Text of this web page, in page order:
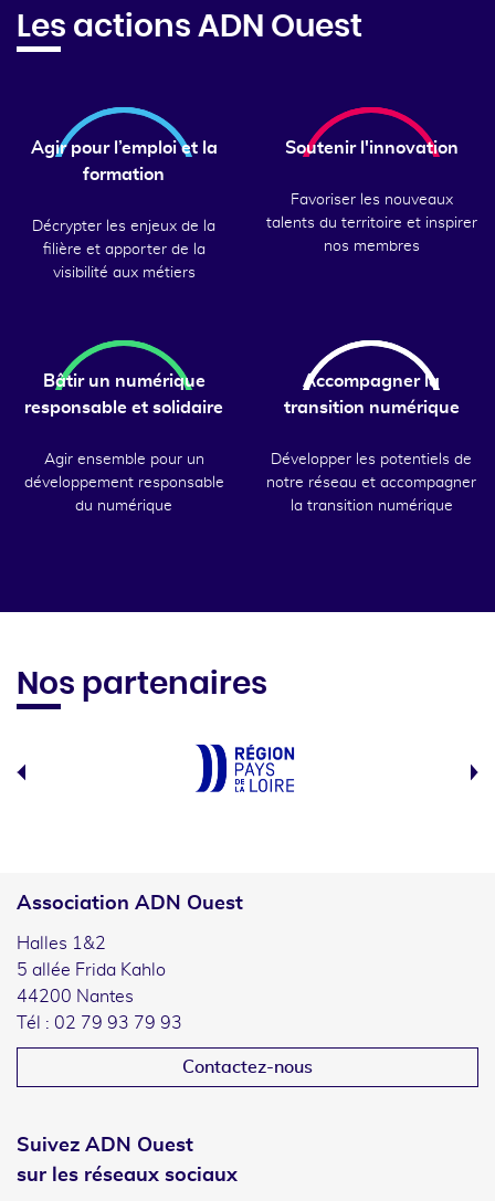
Les actions ADN Ouest
Agir pour l’emploi et la
formation
Décrypter les enjeux de la
filière et apporter de la
visibilité aux métiers
Soutenir l'innovation
Favoriser les nouveaux
talents du territoire et inspirer
nos membres
Bâtir un numérique
responsable et solidaire
Agir ensemble pour un
développement responsable
du numérique
Accompagner la
transition numérique
Développer les potentiels de
notre réseau et accompagner
la transition numérique
Nos partenaires
Association ADN Ouest
Halles 1&2
5 allée Frida Kahlo
44200 Nantes
Tél : 02 79 93 79 93
Contactez-nous
Suivez ADN Ouest
sur les réseaux sociaux